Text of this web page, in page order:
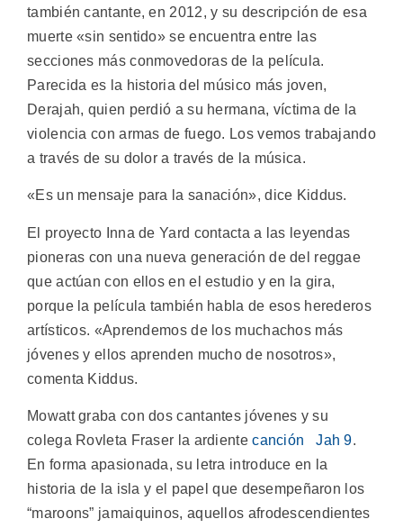
también cantante, en 2012, y su descripción de esa
muerte «sin sentido» se encuentra entre las
secciones más conmovedoras de la película.
Parecida es la historia del músico más joven,
Derajah, quien perdió a su hermana, víctima de la
violencia con armas de fuego. Los vemos trabajando
a través de su dolor a través de la música.
«Es un mensaje para la sanación», dice Kiddus.
El proyecto Inna de Yard contacta a las leyendas
pioneras con una nueva generación de del reggae
que actúan con ellos en el estudio y en la gira,
porque la película también habla de esos herederos
artísticos. «Aprendemos de los muchachos más
jóvenes y ellos aprenden mucho de nosotros»,
comenta Kiddus.
Mowatt graba con dos cantantes jóvenes y su
colega Rovleta Fraser la ardientecanción Jah 9.
En forma apasionada, su letra introduce en la
historia de la isla y el papel que desempeñaron los
“maroons” jamaiquinos, aquellos afrodescendientes